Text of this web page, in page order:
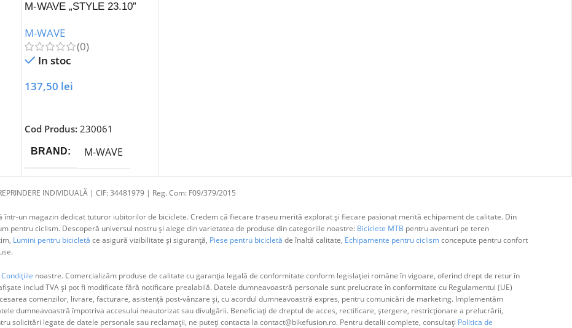
M-WAVE „STYLE 23.10”
M-WAVE
(0)
In stoc
137,50 lei
Cod Produs:230061
BRAND M-WAVE
INDIVIDUALĂ | CIF: 34481979 | Reg. Com: F09/379/2015
un magazin dedicat tuturor iubitorilor de biciclete. Credem că fiecare traseu merită explorat și fiecare pasionat merită echipament de calitate. Din
pentru ciclism. Descoperă universul nostru și alege din varietatea de produse din categoriile noastre:Biciclete MTB pentru aventuri pe teren
Lumini pentru bicicletă ce asigură vizibilitate și siguranță, Piese pentru bicicletă de înaltă calitate, Echipamente pentru ciclismconcepute pentru confort
noastre. Comercializăm produse de calitate cu garanția legală de conformitate conform legislației române în vigoare, oferind drept de retur în
includ TVA și pot fi modificate fără notificare prealabilă. Datele dumneavoastră personale sunt prelucrate în conformitate cu Regulamentul (UE)
comenzilor, livrare, facturare, asistență post-vânzare și, cu acordul dumneavoastră expres, pentru comunicări de marketing. Implementăm
dumneavoastră împotriva accesului neautorizat sau divulgării. Beneficiați de dreptul de acces, rectificare, ștergere, restricționare a prelucrării,
solicitări legate de datele personale sau reclamații, ne puteți contacta la contact@bikefusion.ro. Pentru detalii complete, consultați Politica de